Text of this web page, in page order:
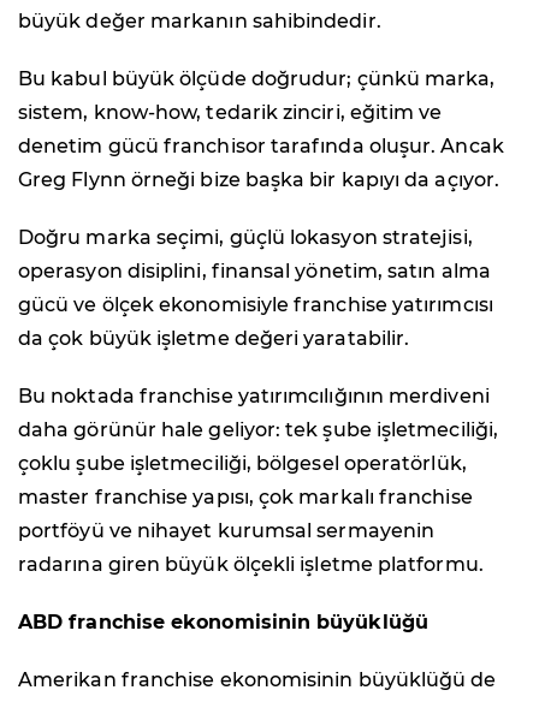
büyük değer markanın sahibindedir.
Bu kabul büyük ölçüde doğrudur; çünkü marka,
sistem, know-how, tedarik zinciri, eğitim ve
denetim gücü franchisor tarafında oluşur. Ancak
Greg Flynn örneği bize başka bir kapıyı da açıyor.
Doğru marka seçimi, güçlü lokasyon stratejisi,
operasyon disiplini, finansal yönetim, satın alma
gücü ve ölçek ekonomisiyle franchise yatırımcısı
da çok büyük işletme değeri yaratabilir.
Bu noktada franchise yatırımcılığının merdiveni
daha görünür hale geliyor: tek şube işletmeciliği,
çoklu şube işletmeciliği, bölgesel operatörlük,
master franchise yapısı, çok markalı franchise
portföyü ve nihayet kurumsal sermayenin
radarına giren büyük ölçekli işletme platformu.
ABD franchise ekonomisinin büyüklüğü
Amerikan franchise ekonomisinin büyüklüğü de